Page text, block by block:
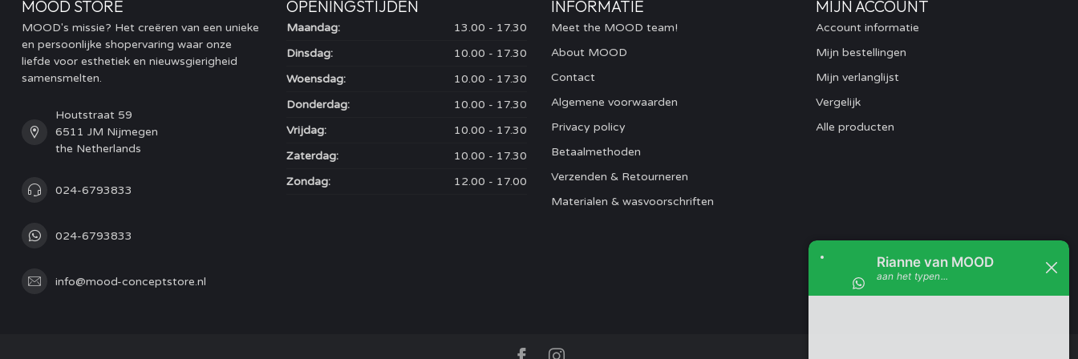
MOOD STORE
MOOD's missie? Het creëren van een unieke
en persoonlijke shopervaring waar onze
liefde voor esthetiek en nieuwsgierigheid
samensmelten.
Houtstraat 59
6511 JM Nijmegen
the Netherlands
024-6793833
024-6793833
info@mood-conceptstore.nl
OPENINGSTIJDEN
Maandag:
13.00 - 17.30
Dinsdag:
10.00 - 17.30
Woensdag:
10.00 - 17.30
Donderdag:
10.00 - 17.30
Vrijdag:
10.00 - 17.30
Zaterdag:
10.00 - 17.30
Zondag:
12.00 - 17.00
INFORMATIE
Meet the MOOD team!
About MOOD
Contact
Algemene voorwaarden
Privacy policy
Betaalmethoden
Verzenden & Retourneren
Materialen & wasvoorschriften
MIJN ACCOUNT
Account informatie
Mijn bestellingen
Mijn verlanglijst
Vergelijk
Alle producten